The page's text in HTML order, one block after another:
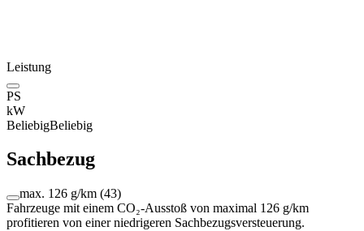
Leistung
PS
kW
BeliebigBeliebig
Sachbezug
max. 126 g/km (43)
Fahrzeuge mit einem CO₂-Ausstoß von maximal 126 g/km
profitieren von einer niedrigeren Sachbezugsversteuerung.